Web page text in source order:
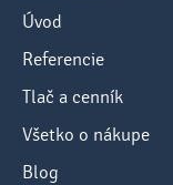
Úvod
Referencie
Tlač a cenník
Všetko o nákupe
Blog